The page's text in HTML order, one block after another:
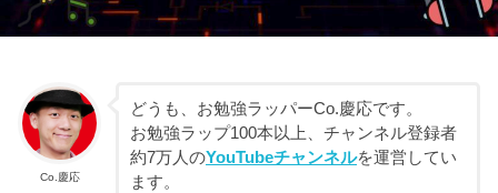
Co.慶応
どうも、お勉強ラッパーCo.慶応です。
お勉強ラップ100本以上、チャンネル登録者
約7万人のYouTubeチャンネルを運営してい
ます。